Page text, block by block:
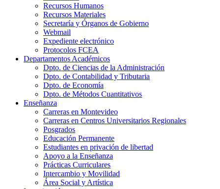
Recursos Humanos
Recursos Materiales
Secretaría y Órganos de Gobierno
Webmail
Expediente electrónico
Protocolos FCEA
Departamentos Académicos
Dpto. de Ciencias de la Administración
Dpto. de Contabilidad y Tributaria
Dpto. de Economía
Dpto. de Métodos Cuantitativos
Enseñanza
Carreras en Montevideo
Carreras en Centros Universitarios Regionales
Posgrados
Educación Permanente
Estudiantes en privación de libertad
Apoyo a la Enseñanza
Prácticas Curriculares
Intercambio y Movilidad
Área Social y Artística